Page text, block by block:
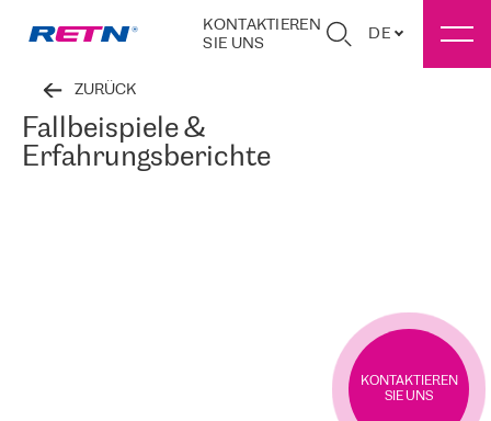
KONTAKTIEREN
SIE UNS
DE
ZURÜCK
Fallbeispiele &
Erfahrungsberichte
KONTAKTIEREN
SIE UNS